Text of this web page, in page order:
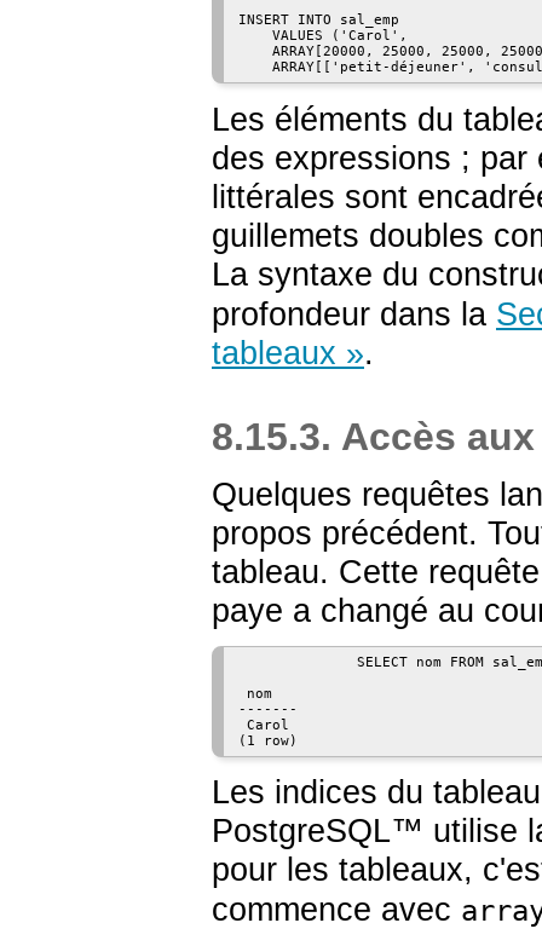
INSERT INTO sal_emp
    VALUES ('Carol',
ARRAY[20000, 25000, 25000,
ARRAY[['petit-déjeuner',
Les éléments du
des expressions ;
littérales sont
guillemets doubles
La syntaxe du
profondeur dans la
tableaux ».
8.15.3. Accès
Quelques requêtes
propos précédent.
tableau. Cette
paye a changé au
SELECT nom FROM
nom
-------
Carol
(1 row)
Les indices du
PostgreSQL™ utilise
pour les tableaux,
commence avec